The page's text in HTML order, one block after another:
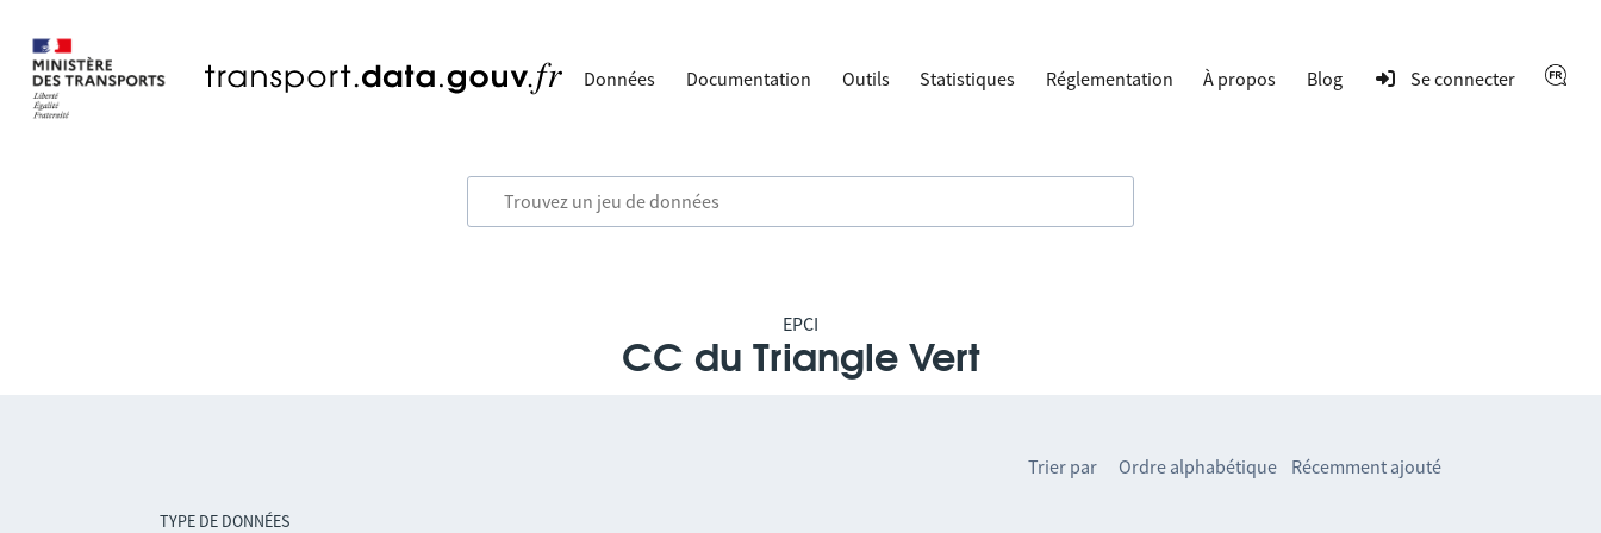
Données Documentation Outils Statistiques Réglementation À propos Blog Se connecter
EPCI
CC du Triangle Vert
TYPE DE DONNÉES
Trier par Ordre alphabétique Récemment ajouté